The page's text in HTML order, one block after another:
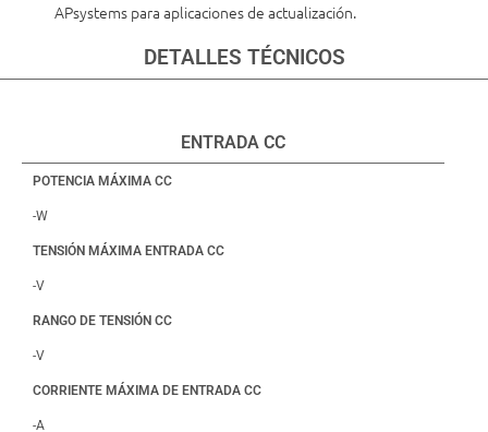
APsystems para aplicaciones de actualización.
DETALLES TÉCNICOS
ENTRADA CC
POTENCIA MÁXIMA CC
-W
TENSIÓN MÁXIMA ENTRADA CC
-V
RANGO DE TENSIÓN CC
-V
CORRIENTE MÁXIMA DE ENTRADA CC
-A